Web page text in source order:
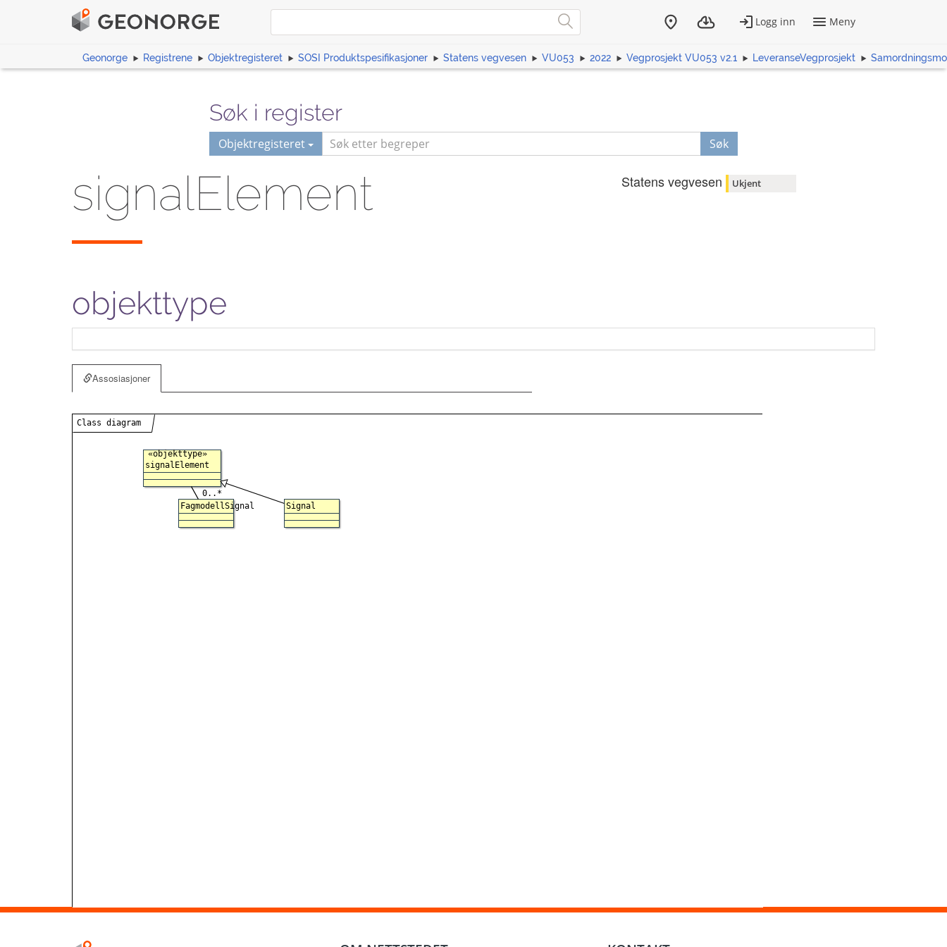
Geonorge Registrene Objektregisteret SOSI Produktspesifikasjoner Statens vegvesen VU053 2022 Vegprosjekt VU053 v2.1 LeveranseVegprosjekt
Søk i register
Objektregisteret Søk
signalElement
objekttype
Statens vegvesen Ukjent
Assosiasjoner